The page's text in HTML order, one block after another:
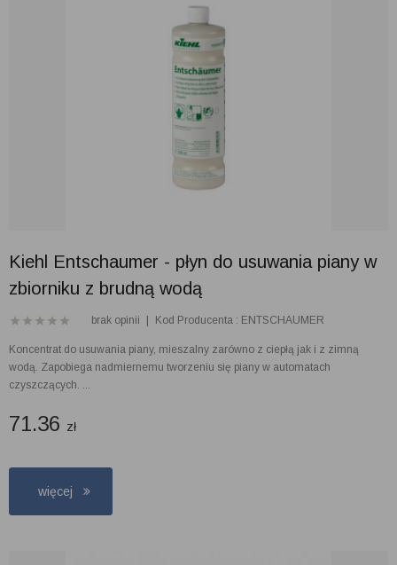
Kiehl Entschaumer - płyn do usuwania piany w
zbiorniku z brudną wodą
brak opinii Kod Producenta : ENTSCHAUMER
Koncentrat do usuwania piany, mieszalny zarówno z ciepłą jak i z zimną
wodą. Zapobiega nadmiernemu tworzeniu się piany w automatach
czyszczących. ...
71.36 zł
więcej